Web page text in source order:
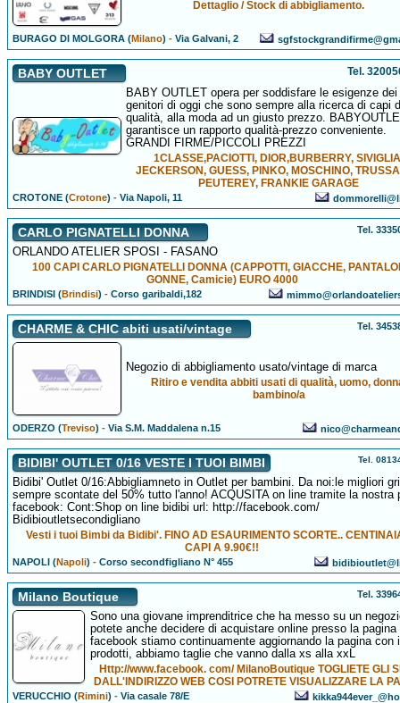
Dettaglio / Stock di abbigliamento.
BURAGO DI MOLGORA (Milano) -Via Galvani, 2
BABY OUTLET Tel.
BABY OUTLET opera per soddisfare le esigenze dei
genitori di oggi che sono sempre alla ricerca di capi
qualità, alla moda ad un giusto prezzo.
garantisce un rapporto qualità-prezzo conveniente.
GRANDI FIRME/PICCOLI PREZZI
1CLASSE,PACIOTTI, DIOR,BURBERRY,
JECKERSON, GUESS, PINKO, MOSCHINO,
PEUTEREY, FRANKIE GARAGE
CROTONE (Crotone) -Via Napoli, 11
CARLO PIGNATELLI DONNA Tel.
ORLANDO ATELIER SPOSI - FASANO
100 CAPI CARLO PIGNATELLI DONNA (CAPPOTTI, GIACCHE,
GONNE, Camicie) EURO 4000
BRINDISI (Brindisi) -Corso garibaldi,182
CHARME & CHIC abiti usati/vintage Tel.
Negozio di abbigliamento usato/vintage di marca
Ritiro e vendita abbiti usati di qualità, uomo,
bambino/a
ODERZO (Treviso) -Via S.M. Maddalena n.15
BIDIBI' OUTLET 0/16 VESTE I TUOI BIMBI Tel.
Bidibi' Outlet 0/16:Abbigliamneto in Outlet per bambini. Da noi:le migliori
sempre scontate del 50% tutto l'anno! ACQUSITA on line tramite la nostra
facebook: Cont:Shop on line bidibi url: http://facebook.com/
Bidibioutletsecondigliano
Vesti i tuoi Bimbi da Bidibi'. FINO AD ESAURIMENTO SCORTE..
CAPI A 9.90€!!
NAPOLI (Napoli) -Corso secondfigliano N° 455
Milano Boutique Tel.
Sono una giovane imprenditrice che ha messo su un
potete anche decidere di acquistare online presso la pagina
facebook stiamo continuamente aggiornando la pagina con
prodotti, abbiamo taglie che vanno dalla xs alla xxL
Http://www.facebook. com/ MilanoBoutique TOGLIETE GLI
DALL'INDIRIZZO WEB COSI POTRETE VISUALIZZARE LA
VERUCCHIO (Rimini) -Via casale 78/E